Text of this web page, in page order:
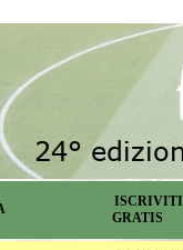
ISCRIVITI
GRATIS